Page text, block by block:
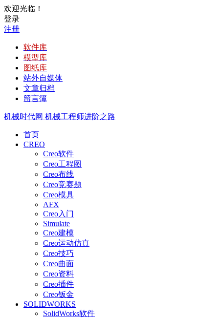
欢迎光临！
登录
注册
软件库
模型库
图纸库
站外自媒体
文章归档
留言簿
机械时代网 机械工程师进阶之路
首页
CREO
Creo软件
Creo工程图
Creo布线
Creo竞赛题
Creo模具
AFX
Creo入门
Simulate
Creo建模
Creo运动仿真
Creo技巧
Creo曲面
Creo资料
Creo插件
Creo钣金
SOLIDWORKS
SolidWorks软件